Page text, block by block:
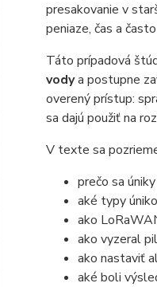
presakovanie v
peniaze, čas a
Táto prípadová
vodya postupne
overený prístup:
sa dajú použiť na
V texte sa
prečo sa
aké typy
ako
ako vyzeral
ako nastaviť
aké boli